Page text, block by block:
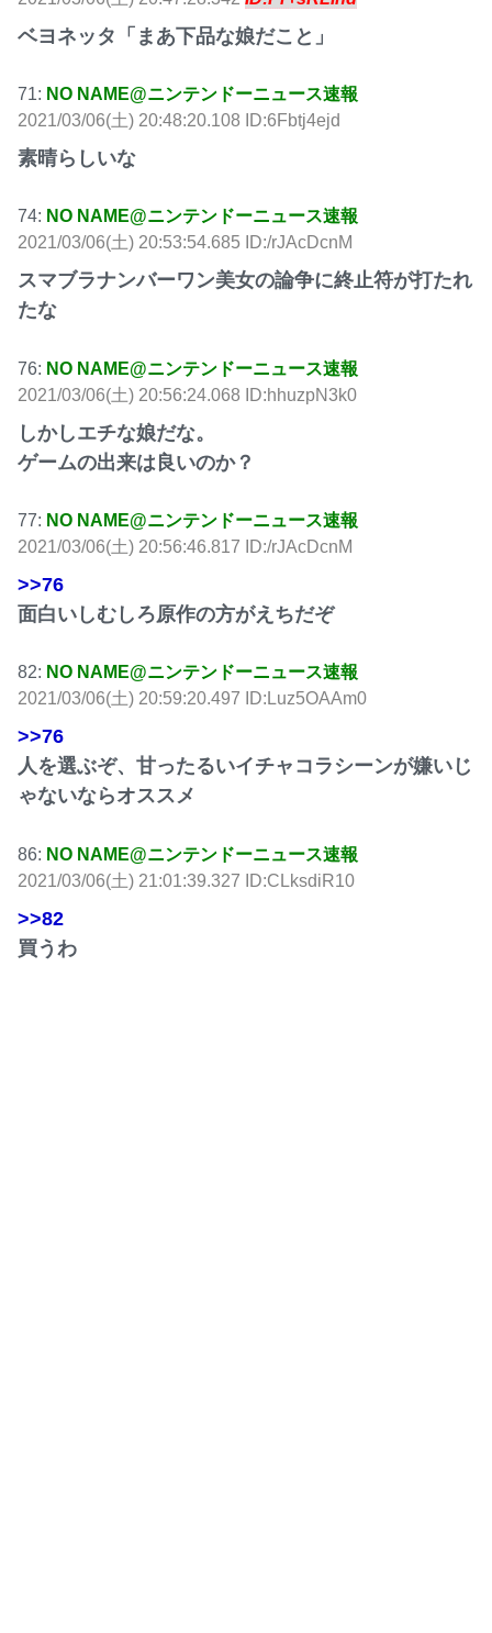
ベヨネッタ「まあ下品な娘だこと」
71: NO NAME@ニンテンドーニュース速報
2021/03/06(土) 20:48:20.108 ID:6Fbtj4ejd
素晴らしいな
74: NO NAME@ニンテンドーニュース速報
2021/03/06(土) 20:53:54.685 ID:/rJAcDcnM
スマブラナンバーワン美女の論争に終止符が打たれ
たな
76: NO NAME@ニンテンドーニュース速報
2021/03/06(土) 20:56:24.068 ID:hhuzpN3k0
しかしエチな娘だな。
ゲームの出来は良いのか？
77: NO NAME@ニンテンドーニュース速報
2021/03/06(土) 20:56:46.817 ID:/rJAcDcnM
>>76
面白いしむしろ原作の方がえちだぞ
82: NO NAME@ニンテンドーニュース速報
2021/03/06(土) 20:59:20.497 ID:Luz5OAAm0
>>76
人を選ぶぞ、甘ったるいイチャコラシーンが嫌いじ
ゃないならオススメ
86: NO NAME@ニンテンドーニュース速報
2021/03/06(土) 21:01:39.327 ID:CLksdiR10
>>82
買うわ